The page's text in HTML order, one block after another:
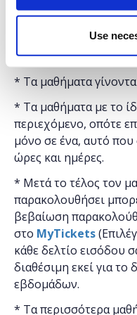
Use
Η εκδήλωση γίνεται
Hellas"
είναι δωρεάν.
* Τα μαθήματα
* Τα μαθήματα με το
περιεχόμενο, οπότε
μόνο σε ένα, αυτό
ώρες και ημέρες.
* Μετά το τέλος τον
παρακολουθήσει
βεβαίωση
στο MyTickets
κάθε δελτίο εισόδου
διαθέσιμη εκεί για
εβδομάδων.
* Τα περισσότερα